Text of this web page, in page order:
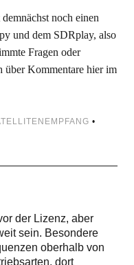
noch einen
und dem SDRplay, also
Fragen oder
über Kommentare hier im
•
der Lizenz, aber
sein. Besondere
oberhalb von
dort